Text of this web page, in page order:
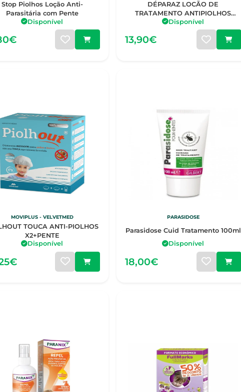
Stop Piolhos Loção Anti-
Parasitária com Pente
Disponível
DÉPARAZ LOCÃO DE
TRATAMENTO ANTIPIOLHOS
100ML
Disponível
13,90€
MOVIPLUS - VELVETMED
TOUCA ANTI-PIOLHOS
X2+PENTE
Disponível
PARASIDOSE
Parasidose Cuid Tratamento 100ml
Disponível
18,00€